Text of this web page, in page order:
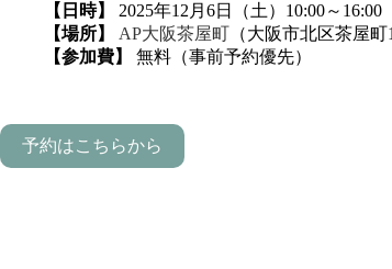
【日時】
2025年12月6日（土）10:00～16:00
【場所】
AP大阪茶屋町
（大阪市北区茶屋
【参加費】
無料（事前予約優先）
予約はこちらから